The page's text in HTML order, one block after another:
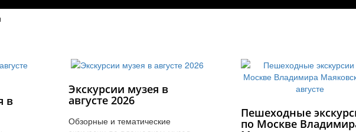
в
Экскурсии музея в
августе 2026
Обзорные и тематические
Пешеходные
по Москве